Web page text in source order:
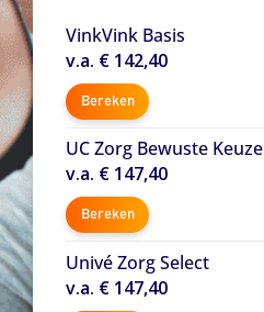
VinkVink Basis
v.a. € 142,40
Bereken
UC Zorg Bewuste Keuze
v.a. € 147,40
Bereken
Univé Zorg Select
v.a. € 147,40